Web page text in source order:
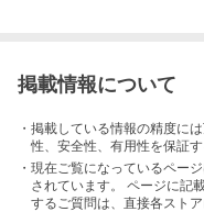
掲載情報について
・掲載している情報の精度に
性、安全性、有用性を保証
・現在ご覧になっているペー
されています。 ページに記
するご質問は、直接各スト